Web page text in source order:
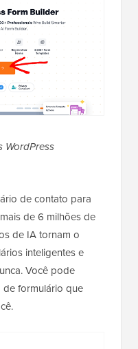
WordPress
de contato para
de 6 milhões de
de IA tornam o
inteligentes e
Você pode
formulário que